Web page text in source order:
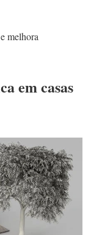
melhora
em casas